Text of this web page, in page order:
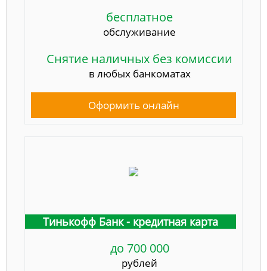
бесплатное
обслуживание
Снятие наличных без комиссии
в любых банкоматах
Оформить онлайн
Тинькофф Банк - кредитная карта
до 700 000
рублей